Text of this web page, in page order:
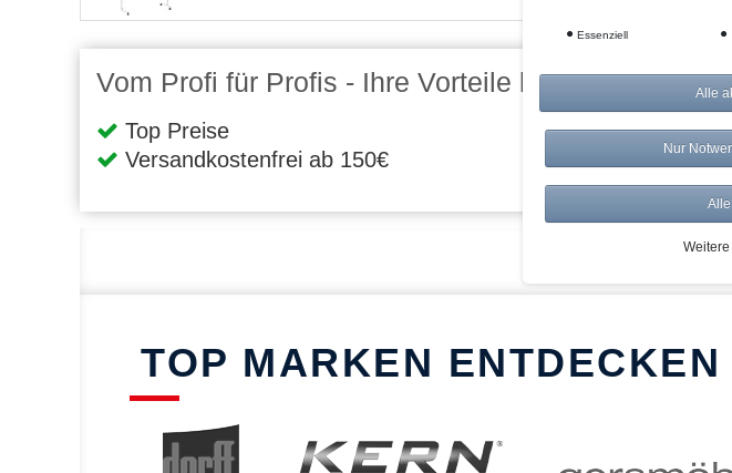
Vom Profi für Profis - Ihre Vorteile bei AWWM:
Top Preise
Versandkostenfrei ab 150€
Risikolos: 14
Über 20.000
TOP MARKEN ENTDECKEN
Essenziell
Alle
Nur